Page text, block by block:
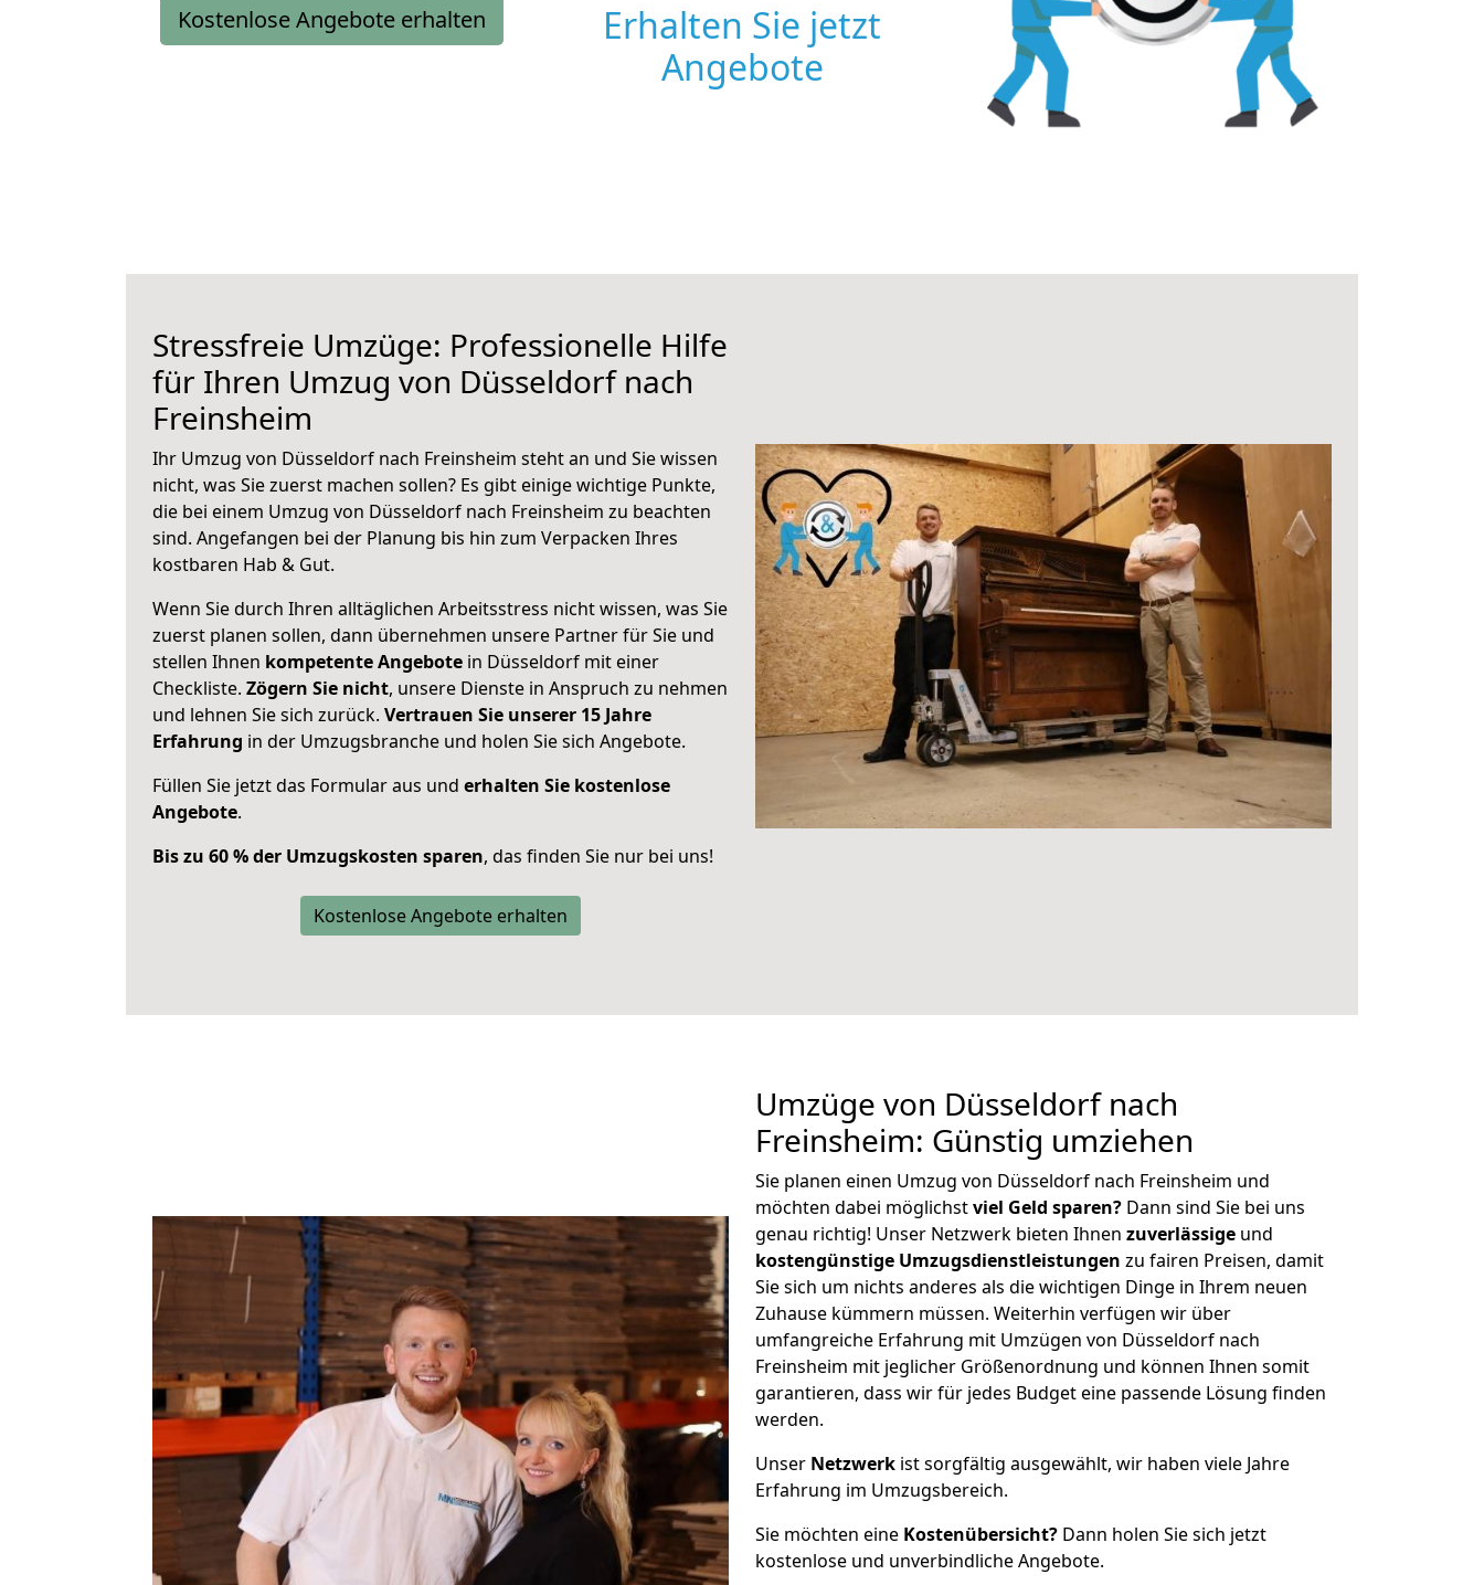
Kostenlose Angebote erhalten
Erhalten Sie jetzt
Angebote
Stressfreie Umzüge: Professionelle Hilfe
für Ihren Umzug von Düsseldorf nach
Freinsheim
Ihr Umzug von Düsseldorf nach Freinsheim steht an und Sie wissen
nicht, was Sie zuerst machen sollen? Es gibt einige wichtige Punkte,
die bei einem Umzug von Düsseldorf nach Freinsheim zu beachten
sind. Angefangen bei der Planung bis hin zum Verpacken Ihres
kostbaren Hab & Gut.
Wenn Sie durch Ihren alltäglichen Arbeitsstress nicht wissen, was Sie
zuerst planen sollen, dann übernehmen unsere Partner für Sie und
stellen Ihnen kompetente Angebote in Düsseldorf mit einer
Checkliste. Zögern Sie nicht, unsere Dienste in Anspruch zu nehmen
und lehnen Sie sich zurück. Vertrauen Sie unserer 15 Jahre
Erfahrung in der Umzugsbranche und holen Sie sich Angebote.
Füllen Sie jetzt das Formular aus und erhalten Sie kostenlose
Angebote.
Bis zu 60 % der Umzugskosten sparen, das finden Sie nur bei uns!
Kostenlose Angebote erhalten
Umzüge von Düsseldorf nach
Freinsheim: Günstig umziehen
Sie planen einen Umzug von Düsseldorf nach Freinsheim und
möchten dabei möglichstviel Geld sparen? Dann sind Sie bei uns
genau richtig! Unser Netzwerk bieten Ihnen zuverlässige und
kostengünstige Umzugsdienstleistungen zu fairen Preisen, damit
Sie sich um nichts anderes als die wichtigen Dinge in Ihrem neuen
Zuhause kümmern müssen. Weiterhin verfügen wir über
umfangreiche Erfahrung mit Umzügen von Düsseldorf nach
Freinsheim mit jeglicher Größenordnung und können Ihnen somit
garantieren, dass wir für jedes Budget eine passende Lösung finden
werden.
Unser Netzwerk ist sorgfältig ausgewählt, wir haben viele Jahre
Erfahrung im Umzugsbereich.
Sie möchten eine Kostenübersicht? Dann holen Sie sich jetzt
kostenlose und unverbindliche Angebote.